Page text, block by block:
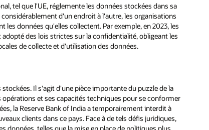
tel que l'UE, réglemente les données stockées dans sa
d'un endroit à l'autre, les organisations
données qu'elles collectent. Par exemple, en 2023, les
des lois strictes sur la confidentialité, obligeant les
de collecte et d'utilisation des données.
Il s'agit d'une pièce importante du puzzle de la
et ses capacités techniques pour se conformer
la Reserve Bank of India a temporairement interdit à
clients dans ce pays. Face à de tels défis juridiques,
données, telles que la mise en place de politiques plus